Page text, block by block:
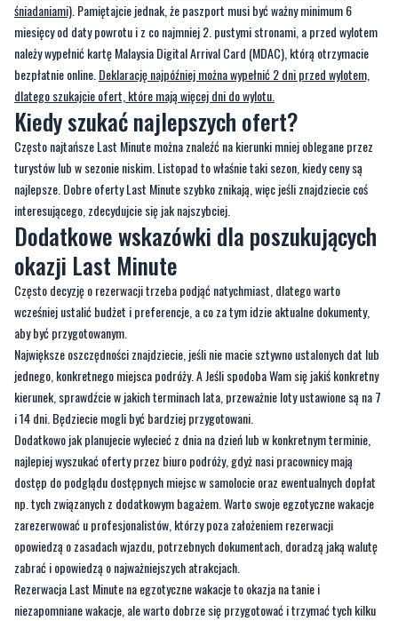
śniadaniami) . Pamiętajcie jednak, że paszport musi być ważny minimum 6
miesięcy od daty powrotu i z co najmniej 2. pustymi stronami, a przed wylotem
należy wypełnić kartę Malaysia Digital Arrival Card (MDAC), którą otrzymacie
bezpłatnie online. Deklarację najpóźniej można wypełnić 2 dni przed wylotem,
dlatego szukajcie ofert, które mają więcej dni do wylotu.
Kiedy szukać najlepszych ofert?
Często najtańsze Last Minute można znaleźć na kierunki mniej oblegane przez
turystów lub w sezonie niskim. Listopad to właśnie taki sezon, kiedy ceny są
najlepsze. Dobre oferty Last Minute szybko znikają, więc jeśli znajdziecie coś
interesującego, zdecydujcie się jak najszybciej.
Dodatkowe wskazówki dla poszukujących
okazji Last Minute
Często decyzję o rezerwacji trzeba podjąć natychmiast, dlatego warto
wcześniej ustalić budżet i preferencje, a co za tym idzie aktualne dokumenty,
aby być przygotowanym.
Największe oszczędności znajdziecie, jeśli nie macie sztywno ustalonych dat lub
jednego, konkretnego miejsca podróży. A Jeśli spodoba Wam się jakiś konkretny
kierunek, sprawdźcie w jakich terminach lata, przeważnie loty ustawione są na 7
i 14 dni. Będziecie mogli być bardziej przygotowani.
Dodatkowo jak planujecie wylecieć z dnia na dzień lub w konkretnym terminie,
najlepiej wyszukać oferty przez biuro podróży, gdyż nasi pracownicy mają
dostęp do podglądu dostępnych miejsc w samolocie oraz ewentualnych dopłat
np. tych związanych z dodatkowym bagażem. Warto swoje egzotyczne wakacje
zarezerwować u profesjonalistów, którzy poza założeniem rezerwacji
opowiedzą o zasadach wjazdu, potrzebnych dokumentach, doradzą jaką walutę
zabrać i opowiedzą o najważniejszych atrakcjach.
Rezerwacja Last Minute na egzotyczne wakacje to okazja na tanie i
niezapomniane wakacje, ale warto dobrze się przygotować i trzymać tych kilku